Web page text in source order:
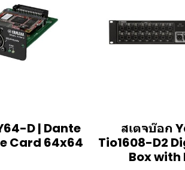
D | Dante
Card 64x64
สเตจบ๊อก
Tio1608-D2
Box with